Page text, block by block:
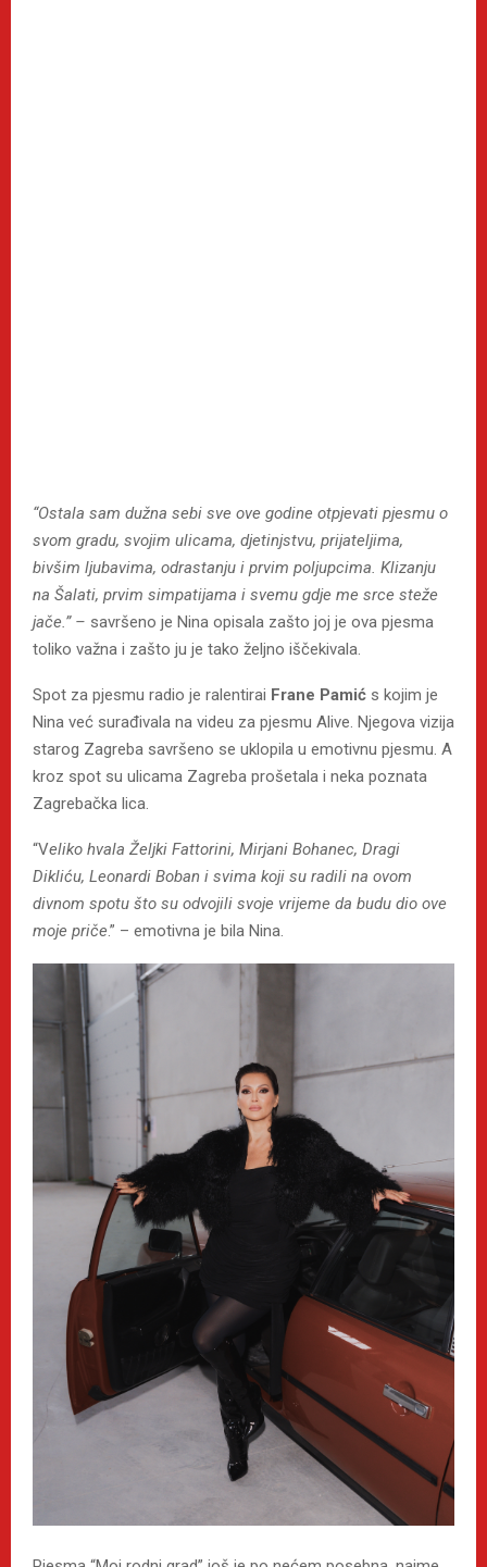
“Ostala sam dužna sebi sve ove godine otpjevati pjesmu o
svom gradu, svojim ulicama, djetinjstvu, prijateljima,
bivšim ljubavima, odrastanju i prvim poljupcima. Klizanju
na Šalati, prvim simpatijama i svemu gdje me srce steže
jače.” – savršeno je Nina opisala zašto joj je ova pjesma
toliko važna i zašto ju je tako željno iščekivala.
Spot za pjesmu radio je ralentirai Frane Pamić s kojim je
Nina već surađivala na videu za pjesmu Alive. Njegova vizija
starog Zagreba savršeno se uklopila u emotivnu pjesmu. A
kroz spot su ulicama Zagreba prošetala i neka poznata
Zagrebačka lica.
“Veliko hvala Željki Fattorini, Mirjani Bohanec, Dragi
Dikliću, Leonardi Boban i svima koji su radili na ovom
divnom spotu što su odvojili svoje vrijeme da budu dio ove
moje priče.” – emotivna je bila Nina.